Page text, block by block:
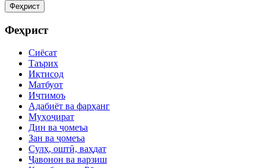
Феҳрист
Феҳрист
Сиёсат
Таърих
Иқтисод
Матбуот
Иҷтимоъ
Адабиёт ва фарҳанг
Муҳоҷират
Дин ва ҷомеъа
Зан ва ҷомеъа
Сулҳ, оштӣ, ваҳдат
Ҷавонон ва варзиш